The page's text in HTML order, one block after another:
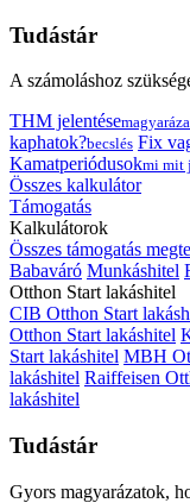
Tudástár
A számoláshoz
THM jelentése
kaphatok?becslés Fix
Kamatperiódusokmi mit
Összes kalkulátor
Támogatás
Kalkulátorok
Összes támogatás
Babaváró Munkáshitel
Otthon Start lakáshitel
CIB Otthon Start
Otthon Start lakáshitel
Start lakáshitel MBH
lakáshitel Raiffeisen
lakáshitel
Tudástár
Gyors magyarázatok,